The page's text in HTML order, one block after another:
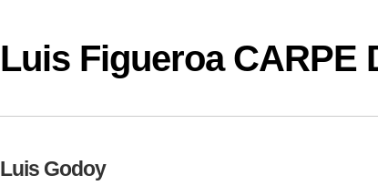
Luis Figueroa CARPE
Luis Godoy